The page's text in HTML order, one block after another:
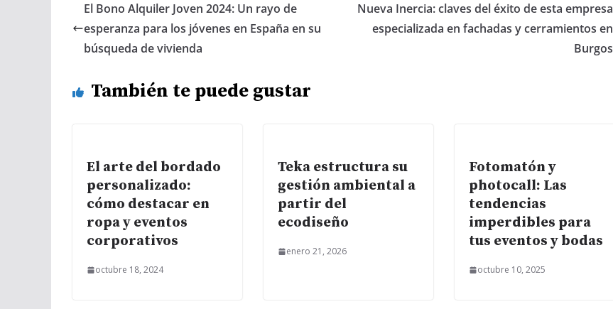
El Bono Alquiler Joven 2024: Un rayo de
esperanza para los jóvenes en España en su
búsqueda de vivienda
Nueva Inercia: claves del éxito de esta empresa
especializada en fachadas y cerramientos en
Burgos
También te puede gustar
El arte del bordado
personalizado:
cómo destacar en
ropa y eventos
corporativos
octubre 18, 2024
Teka estructura su
gestión ambiental a
partir del
ecodiseño
enero 21, 2026
Fotomatón y
photocall: Las
tendencias
imperdibles para
tus eventos y bodas
octubre 10, 2025